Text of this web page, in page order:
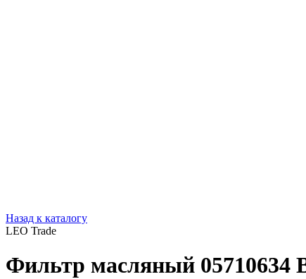
Назад к каталогу
LEO Trade
Фильтр масляный 05710634